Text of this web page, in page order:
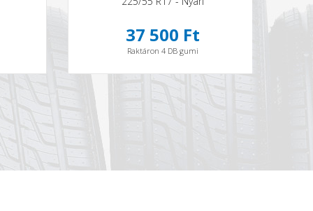
37 500 Ft
Raktáron 4 DB gumi